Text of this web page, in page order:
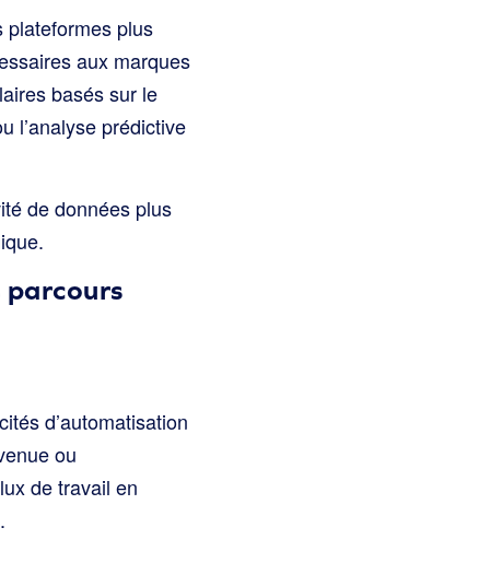
plateformes plus
aux marques
basés sur le
l’analyse prédictive
de données plus
parcours
d’automatisation
ou
de travail en